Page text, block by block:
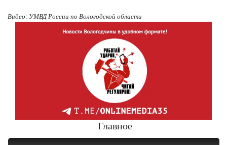
Видео: УМВД России по Вологодской области
Главное